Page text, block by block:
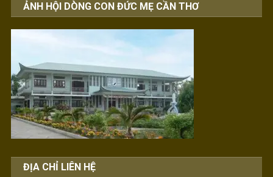
ẢNH HỘI DÒNG CON ĐỨC MẸ CẦN THƠ
ĐỊA CHỈ LIÊN HỆ